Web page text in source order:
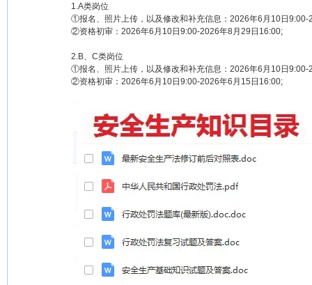
1.A类岗位
①报名、照片上传，以及修改和补充信息：2026年6月10日9:00-
②资格初审：2026年6月10日9:00-2026年8月29日16:00;
2.B、C类岗位
①报名、照片上传，以及修改和补充信息：2026年6月10日9:00-
②资格初审：2026年6月10日9:00-2026年6月15日16:00;